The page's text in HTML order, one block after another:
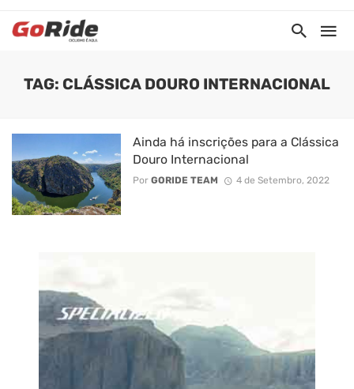
TAG: CLÁSSICA DOURO INTERNACIONAL
Ainda há inscrições para a Clássica
Douro Internacional
Por GORIDE TEAM 4 de Setembro, 2022